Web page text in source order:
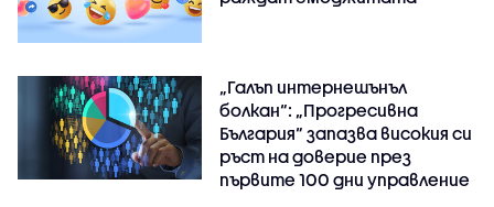
„Галъп интернешънъл
болкан“: „Прогресивна
България“ запазва високия си
ръст на доверие през
първите 100 дни управление